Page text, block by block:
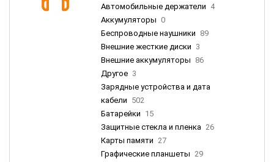
Автомобильные держатели 4
Аккумуляторы 0
Беспроводные наушники 89
Внешние жесткие диски 3
Внешние аккумуляторы 86
Другое 3
Зарядные устройства и дата
кабели 502
Батарейки 15
Защитные стекла и пленка 26
Карты памяти 27
Графические планшеты 29